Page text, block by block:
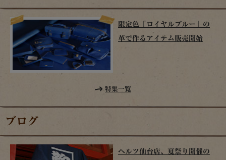
限定色「ロイヤルブルー」の
革で作るアイテム販売開始
特集一覧
ブログ
ヘルツ仙台店、夏祭り開催の